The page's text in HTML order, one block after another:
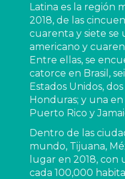
Latina es la región
2018, de las
cuarenta y siete
americano y
Entre ellas, se
catorce en Brasil,
Estados Unidos,
Honduras; y una
Puerto Rico y
Dentro de las
mundo, Tijuana,
lugar en 2018, con
cada 100,000